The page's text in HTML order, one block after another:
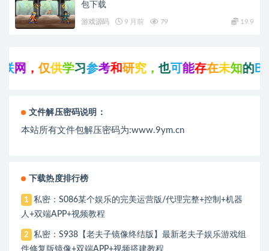
包下载
游戏源码 9 月前 79 19.9
，仅供学习参考和研究，也可能存在未知的BUG
文件解压密码说明：
本站所有文件包解压密码为:www.9ym.cn
下载热度排行榜
1
私密：S086某个娱乐的完美运营版/代理完整+控制+机器
人+双端APP+视频教程
2
私密：S938【老夫子镜像终结版】最新老夫子娱乐游戏组
件修复版镜像+双端APP+视频搭建教程